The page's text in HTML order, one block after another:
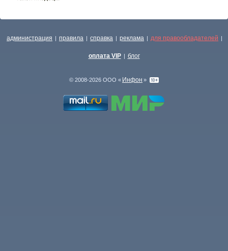
администрация | правила | справка | реклама | для правообладателей |
оплата VIP | блог
© 2008-2026 ООО « Инфон »